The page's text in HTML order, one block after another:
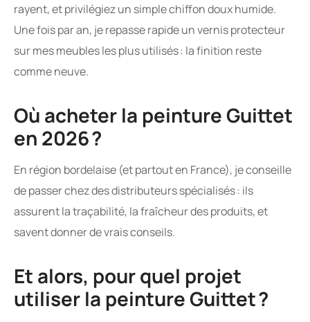
rayent, et privilégiez un simple chiffon doux humide.
Une fois par an, je repasse rapide un vernis protecteur
sur mes meubles les plus utilisés : la finition reste
comme neuve.
Où acheter la peinture Guittet
en 2026 ?
En région bordelaise (et partout en France), je conseille
de passer chez des distributeurs spécialisés : ils
assurent la traçabilité, la fraîcheur des produits, et
savent donner de vrais conseils.
Et alors, pour quel projet
utiliser la peinture Guittet ?